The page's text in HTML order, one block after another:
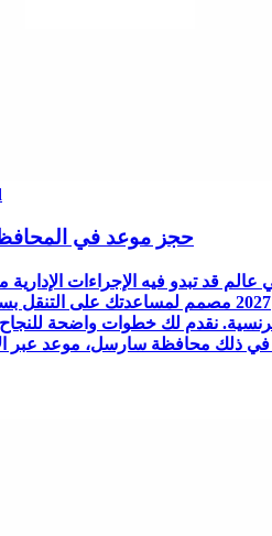
حجز موعد في المحافظة:
عالم قد تبدو فيه الإجراءات الإدارية
2027 مصمم لمساعدتك على التنقل
نقدم لك خطوات واضحة للنجاح
في ذلك محافظة سارسل، موعد عبر